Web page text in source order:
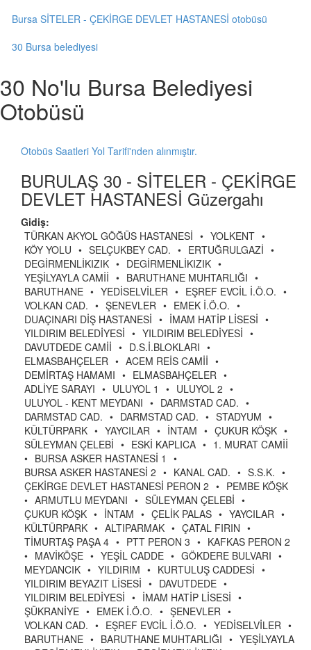
Bursa SİTELER - ÇEKİRGE DEVLET HASTANESİ otobüsü
30 Bursa belediyesi
30 No'lu Bursa Belediyesi
Otobüsü
Otobüs Saatleri Yol Tarifi'nden alınmıştır.
BURULAŞ 30 - SİTELER - ÇEKİRGE
DEVLET HASTANESİ Güzergahı
Gidiş:
TÜRKAN AKYOL GÖĞÜS HASTANESİ • YOLKENT •
KÖY YOLU • SELÇUKBEY CAD. • ERTUĞRULGAZİ •
DEGİRMENLİKIZIK • DEGİRMENLİKIZIK •
YEŞİLYAYLA CAMİİ • BARUTHANE MUHTARLIĞI •
BARUTHANE • YEDİSELVİLER • EŞREF EVCİL İ.Ö.O. •
VOLKAN CAD. • ŞENEVLER • EMEK İ.Ö.O. •
DUAÇINARI DİŞ HASTANESİ • İMAM HATİP LİSESİ •
YILDIRIM BELEDİYESİ • YILDIRIM BELEDİYESİ •
DAVUTDEDE CAMİİ • D.S.İ.BLOKLARI •
ELMASBAHÇELER • ACEM REİS CAMİİ •
DEMİRTAŞ HAMAMI • ELMASBAHÇELER •
ADLİYE SARAYI • ULUYOL 1 • ULUYOL 2 •
ULUYOL - KENT MEYDANI • DARMSTAD CAD. •
DARMSTAD CAD. • DARMSTAD CAD. • STADYUM •
KÜLTÜRPARK • YAYCILAR • İNTAM • ÇUKUR KÖŞK •
SÜLEYMAN ÇELEBİ • ESKİ KAPLICA • 1. MURAT CAMİİ
• BURSA ASKER HASTANESİ 1
•
BURSA ASKER HASTANESİ 2 • KANAL CAD. • S.S.K. •
ÇEKİRGE DEVLET HASTANESİ PERON 2 • PEMBE KÖŞK
• ARMUTLU MEYDANI • SÜLEYMAN ÇELEBİ •
ÇUKUR KÖŞK • İNTAM • ÇELİK PALAS • YAYCILAR •
KÜLTÜRPARK • ALTIPARMAK • ÇATAL FIRIN •
TİMURTAŞ PAŞA 4 • PTT PERON 3 • KAFKAS PERON 2
• MAVİKÖŞE • YEŞİL CADDE • GÖKDERE BULVARI •
MEYDANCIK • YILDIRIM • KURTULUŞ CADDESİ •
YILDIRIM BEYAZIT LİSESİ • DAVUTDEDE •
YILDIRIM BELEDİYESİ • İMAM HATİP LİSESİ •
ŞÜKRANİYE • EMEK İ.Ö.O. • ŞENEVLER •
VOLKAN CAD. • EŞREF EVCİL İ.Ö.O. • YEDİSELVİLER •
BARUTHANE • BARUTHANE MUHTARLIĞI • YEŞİLYAYLA